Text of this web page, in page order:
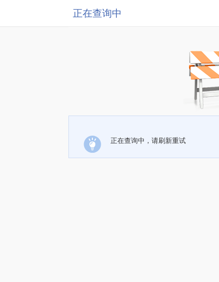
正在查询中
正在查询中，请刷新重试